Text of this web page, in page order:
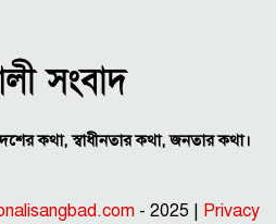
কথা, স্বাধীনতার কথা, জনতার কথা।
- 2025 | Privacy